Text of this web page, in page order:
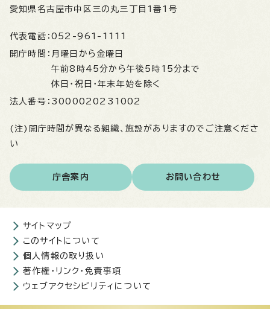
愛知県名古屋市中区三の丸三丁目1番1号
代表電話： 052-961-1111
開庁時間： 月曜日から金曜日
午前8時45分から午後5時15分まで
休日・祝日・年末年始を除く
法人番号： 3000020231002
(注)開庁時間が異なる組織、施設がありますのでご注意くださ
い
庁舎案内 お問い合わせ
サイトマップ
このサイトについて
個人情報の取り扱い
著作権・リンク・免責事項
ウェブアクセシビリティについて